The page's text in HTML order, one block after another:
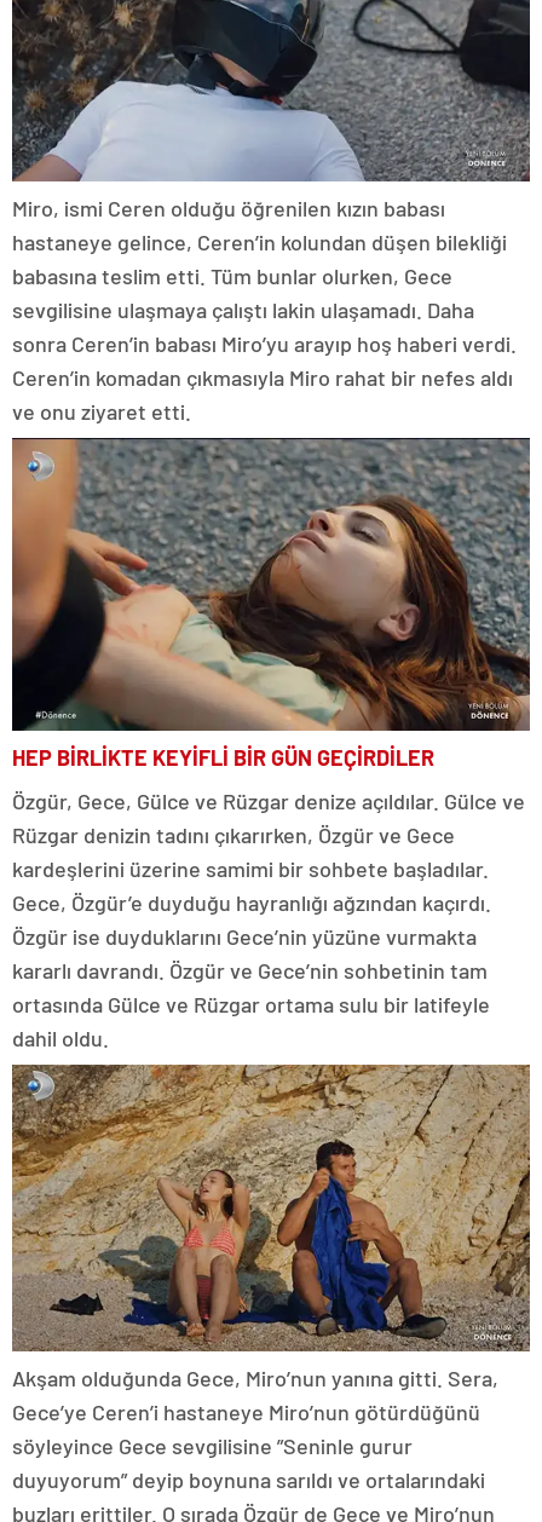
Miro, ismi Ceren olduğu öğrenilen kızın babası
hastaneye gelince, Ceren’in kolundan düşen bilekliği
babasına teslim etti. Tüm bunlar olurken, Gece
sevgilisine ulaşmaya çalıştı lakin ulaşamadı. Daha
sonra Ceren’in babası Miro’yu arayıp hoş haberi verdi.
Ceren’in komadan çıkmasıyla Miro rahat bir nefes aldı
ve onu ziyaret etti.
HEP BİRLİKTE KEYİFLİ BİR GÜN GEÇİRDİLER
Özgür, Gece, Gülce ve Rüzgar denize açıldılar. Gülce ve
Rüzgar denizin tadını çıkarırken, Özgür ve Gece
kardeşlerini üzerine samimi bir sohbete başladılar.
Gece, Özgür’e duyduğu hayranlığı ağzından kaçırdı.
Özgür ise duyduklarını Gece’nin yüzüne vurmakta
kararlı davrandı. Özgür ve Gece’nin sohbetinin tam
ortasında Gülce ve Rüzgar ortama sulu bir latifeyle
dahil oldu.
Akşam olduğunda Gece, Miro’nun yanına gitti. Sera,
Gece’ye Ceren’i hastaneye Miro’nun götürdüğünü
söyleyince Gece sevgilisine ”Seninle gurur
duyuyorum” deyip boynuna sarıldı ve ortalarındaki
buzları erittiler. O sırada Özgür de Gece ve Miro’nun